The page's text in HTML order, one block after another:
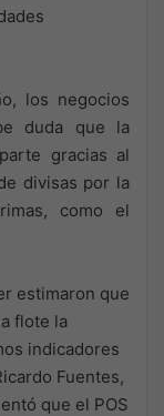
los negocios
duda que la
gracias al
divisas por la
como el
estimaron que
flote la
indicadores
Fuentes,
que el POS